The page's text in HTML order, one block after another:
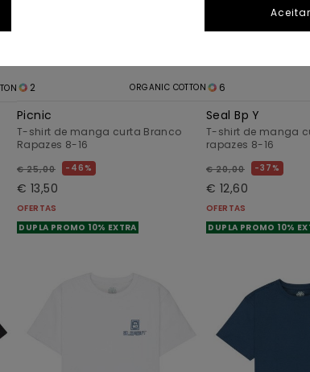
2 ORGANIC COTTON
Picnic
T-shirt de manga curta Branco
Rapazes 8-16
€ 25,00 46%
€ 13,50
OFERTAS
DUPLA PROMO 10% EXTRA
6
Seal Bp Y
T-shirt de manga
rapazes 8-16
€ 20,00 37%
€ 12,60
OFERTAS
DUPLA PROMO 10%